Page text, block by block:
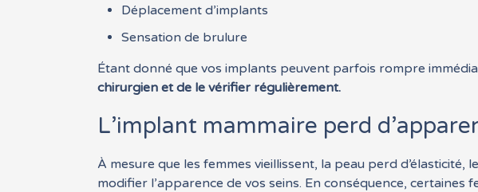
Déplacement d’implants
Sensation de brulure
Étant donné que vos implants peuvent parfois rompre
chirurgien et de le vérifier régulièrement.
L’implant mammaire perd
À mesure que les femmes vieillissent, la peau perd
modifier l’apparence de vos seins. En conséquence, certaines